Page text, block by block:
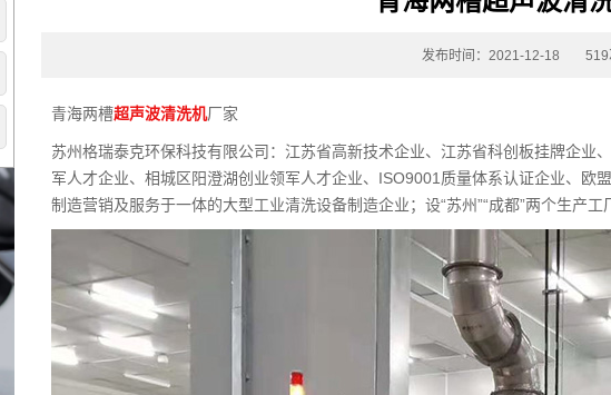
发布时间：2021-12-18 519
青海两槽超声波清洗机厂家
苏州格瑞泰克环保科技有限公司：江苏省高新技术企业、江苏省科创板挂牌企业
军人才企业、相城区阳澄湖创业领军人才企业、ISO9001质量体系认证企业、欧
制造营销及服务于一体的大型工业清洗设备制造企业；设“苏州”“成都”两个生产工